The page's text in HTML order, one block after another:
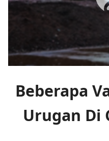
Beberapa
Urugan Di